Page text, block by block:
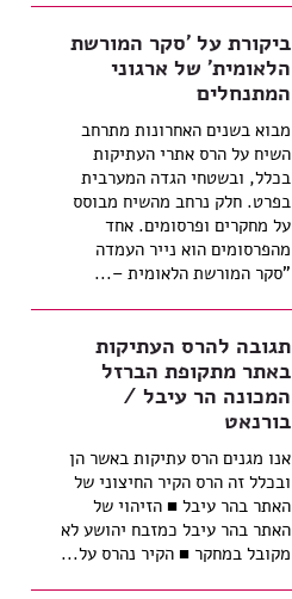
ביקורת על 'סקר המורשת
הלאומית' של ארגוני
המתנחלים
מבוא בשנים האחרונות מתרחב
השיח על הרס אתרי העתיקות
בכלל, ובשטחי הגדה המערבית
בפרט. חלק נרחב מהשיח מבוסס
על מחקרים ופרסומים. אחד
מהפרסומים הוא נייר העמדה
"סקר המורשת הלאומית –...
תגובה להרס העתיקות
באתר מתקופת הברזל
המכונה הר עיבל /
בורנאט
אנו מגנים הרס עתיקות באשר הן
ובכלל זה הרס הקיר החיצוני של
האתר בהר עיבל ■ הזיהוי של
האתר בהר עיבל כמזבח יהושע לא
מקובל במחקר ■ הקיר נהרס על...